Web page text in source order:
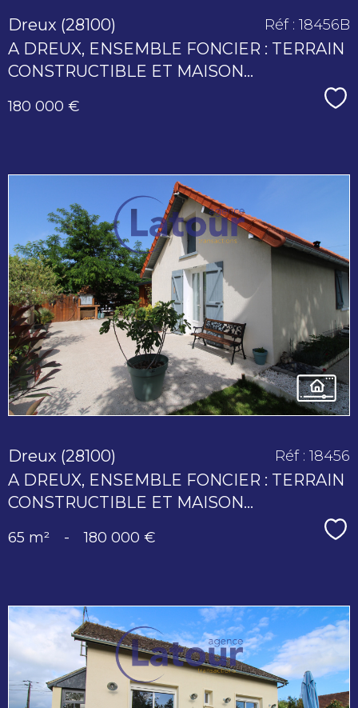
Dreux (28100)
A DREUX, ENSEMBLE FONCIER : TERRAIN
CONSTRUCTIBLE ET MAISON...
Réf : 18456B
180 000 €
voir le
bien
Dreux (28100)
A DREUX, ENSEMBLE FONCIER : TERRAIN
CONSTRUCTIBLE ET MAISON...
Réf : 18456
65 m² - 180 000 €
voir le